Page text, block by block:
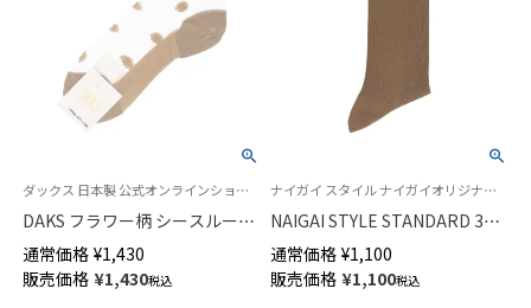
ダックス 日本製 公式オンラインショップ 婦人 靴下
DAKS フラワー柄 シースルーソ
ックス つま先フラット レーヨ
ンシルク混 テグス クルー丈 レ
ディース 03367028
通常価格 ¥1,430
販売価格 ¥1,430税込
ナイガイ スタイル ナイガイオリジナル 日本製 紳士 靴下
NAIGAI STYLE STANDARD 3D
ヒール 無地 抗菌防臭 3×1 リブ
クルー丈 ビジネス ソックス メ
ンズ 02352708
通常価格 ¥1,100
販売価格 ¥1,100税込